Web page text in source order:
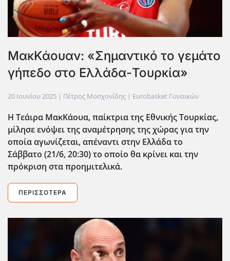
ΜακΚάουαν: «Σημαντικό το γεμάτο
γήπεδο στο Ελλάδα-Τουρκία»
20 Ιουνίου 2025 | Πέτρος Μοσχονίδης | Eurobasket Γυναικών
Η Τεάιρα ΜακΚάουα, παίκτρια της Εθνικής Τουρκίας,
μίλησε ενόψει της αναμέτρησης της χώρας για την
οποία αγωνίζεται, απέναντι στην Ελλάδα το
Σάββατο (21/6, 20:30) το οποίο θα κρίνει και την
πρόκριση στα προημιτελικά.
ΠΕΡΙΣΣΌΤΕΡΑ